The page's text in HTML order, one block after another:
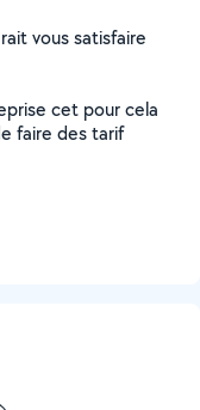
vous satisfaire
cet pour cela
faire des tarif